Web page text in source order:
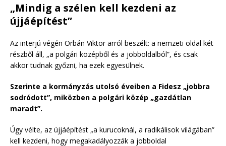
„Mindig a szélen kell kezdeni az
újjáépítést”
Az interjú végén Orbán Viktor arról beszélt: a nemzeti oldal két
részből áll, „a polgári középből és a jobboldalból”, és csak
akkor tudnak győzni, ha ezek egyesülnek.
Szerinte a kormányzás utolsó éveiben a Fidesz „jobbra
sodródott”, miközben a polgári közép „gazdátlan
maradt”.
Úgy vélte, az újjáépítést „a kurucoknál, a radikálisok világában”
kell kezdeni, hogy megakadályozzák a jobboldal